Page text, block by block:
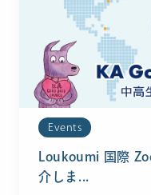
Events
Loukoumi 国際
介しま...